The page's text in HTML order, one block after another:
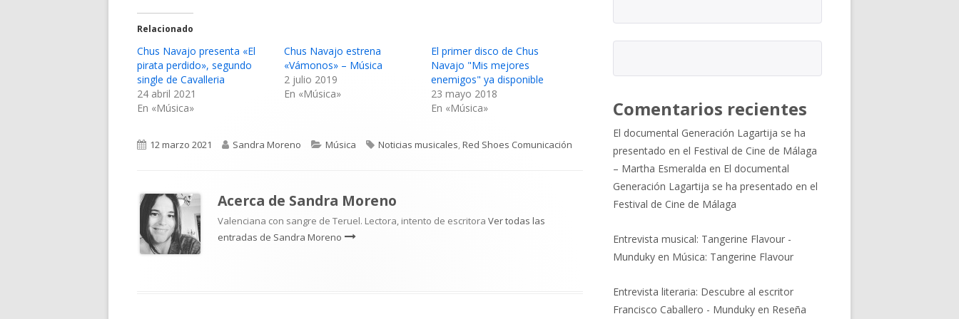
Relacionado
Chus Navajo presenta «El
pirata perdido», segundo
single de Cavalleria
24 abril 2021
En «Música»
Chus Navajo estrena
«Vámonos» – Música
2 julio 2019
En «Música»
El primer disco de Chus
Navajo "Mis mejores
enemigos" ya disponible
23 mayo 2018
En «Música»
Publicado
12 marzo 2021 Autor
Sandra Moreno Categorías
Música Etiquetas
Noticias musicales,Red Shoes Comunicación
Acerca de Sandra Moreno
Valenciana con sangre de Teruel. Lectora, intento de escritora Ver todas las
entradas de Sandra Moreno
Comentarios recientes
El documental Generación Lagartija se ha
presentado en el Festival de Cine de Málaga
– Martha Esmeralda en El documental
Generación Lagartija se ha presentado en el
Festival de Cine de Málaga
Entrevista musical: Tangerine Flavour -
Munduky en Música: Tangerine Flavour
Entrevista literaria: Descubre al escritor
Francisco Caballero - Munduky en Reseña